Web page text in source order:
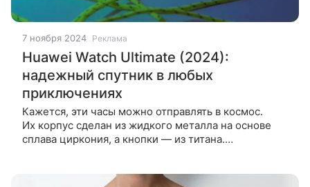
7 ноября 2024 Реклама
Huawei Watch Ultimate (2024):
надежный спутник в любых
приключениях
Кажется, эти часы можно отправлять в космос.
Их корпус сделан из жидкого металла на основе
сплава циркония, а кнопки — из титана.